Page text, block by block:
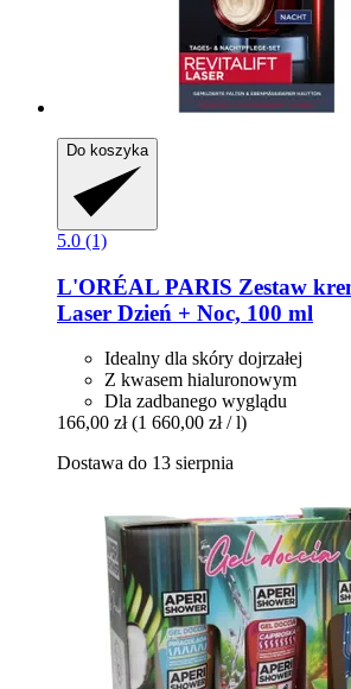
Do koszyka
5.0 (1)
L'ORÉAL PARIS Zestaw
Laser Dzień + Noc, 100 ml
Idealny dla skóry dojrzałej
Z kwasem hialuronowym
Dla zadbanego wyglądu
166,00 zł (1 660,00 zł / l)
Dostawa do 13 sierpnia